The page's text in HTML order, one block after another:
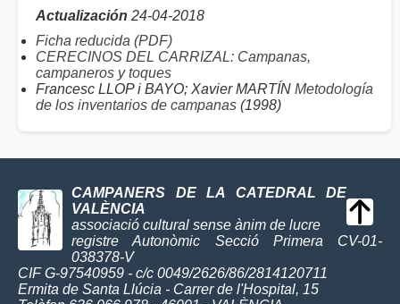
Actualización 24-04-2018
Ficha reducida (PDF)
CERECINOS DEL CARRIZAL: Campanas,
campaneros y toques
Francesc LLOP i BAYO; Xavier MARTÍN Metodología
de los inventarios de campanas (1998)
CAMPANERS DE LA CATEDRAL DE
VALÈNCIA
associació cultural sense ànim de lucre
registre Autonòmic Secció Primera CV-01-
038378-V
CIF G-97540959 - c/c 0049/2626/86/2814120711
Ermita de Santa Llúcia - Carrer de l'Hospital, 15